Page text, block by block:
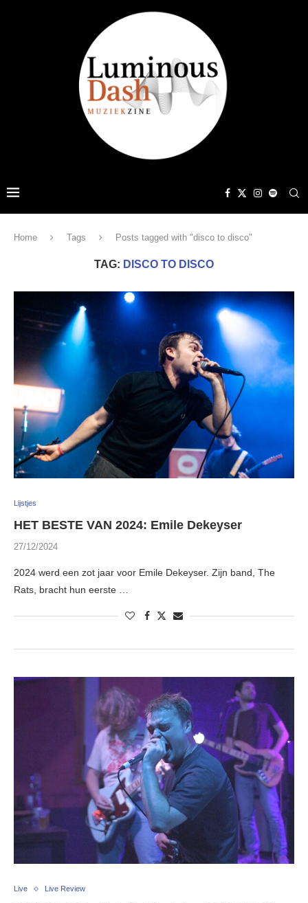
Home Tags Posts tagged with "disco to disco"
TAG: DISCO TO DISCO
Lijstjes
HET BESTE VAN 2024: Emile Dekeyser
27/12/2024
2024 werd een zot jaar voor Emile Dekeyser. Zijn band, The
Rats, bracht hun eerste …
Live Live Review